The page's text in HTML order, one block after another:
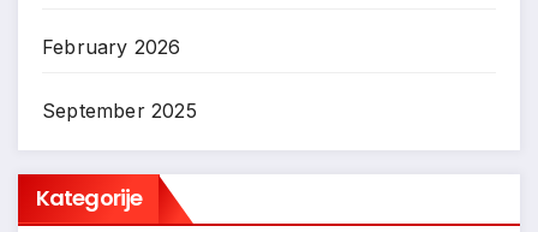
February 2026
September 2025
Kategorije